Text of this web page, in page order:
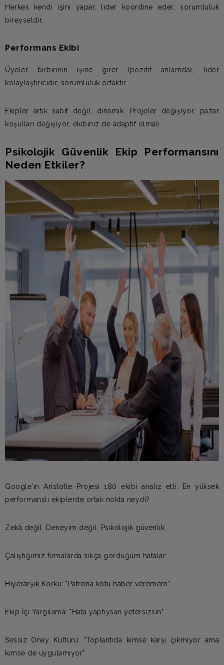
Herkes kendi işini yapar, lider koordine eder, sorumluluk
bireyseldir.
Performans Ekibi
Üyeler birbirinin işine girer (pozitif anlamda), lider
kolaylaştırıcıdır, sorumluluk ortaktır.
Ekipler artık sabit değil, dinamik. Projeler değişiyor, pazar
koşulları değişiyor, ekibiniz de adaptif olmalı.
Psikolojik Güvenlik Ekip Performansını
Neden Etkiler?
Google'ın Aristotle Projesi 180 ekibi analiz etti. En yüksek
performanslı ekiplerde ortak nokta neydi?
Zekâ değil. Deneyim değil. Psikolojik güvenlik.
Çalıştığımız firmalarda sıkça gördüğüm hatalar:
Hiyerarşik Korku: "Patrona kötü haber veremem"
Ekip İçi Yargılama: "Hata yaptıysan yetersizsin"
Sessiz Onay Kültürü: "Toplantıda kimse karşı çıkmıyor ama
kimse de uygulamıyor"